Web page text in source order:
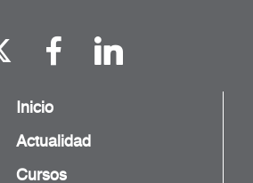
Inicio
Actualidad
Cursos